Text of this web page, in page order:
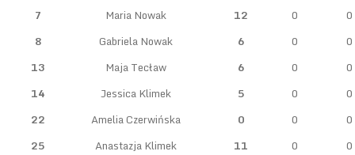
7
Maria Nowak 12 0
0
8
Gabriela Nowak 6 0
0
13
Maja Tecław 6 0
0
14
Jessica Klimek 5 0
0
22
Amelia Czerwińska 0 0
0
25
Anastazja Klimek 11 0
0